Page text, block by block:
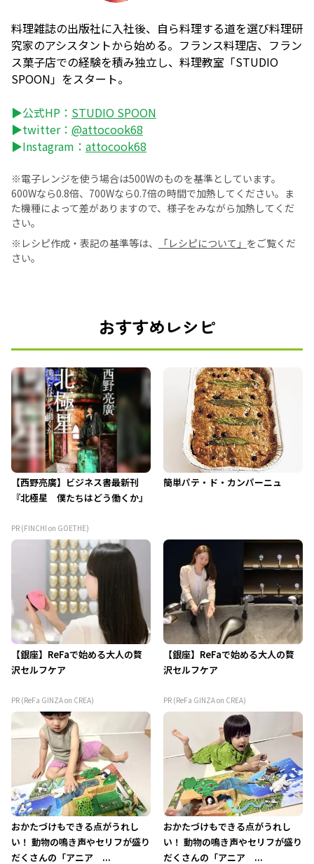
料理雑誌の出版社に入社後、自ら料理する道を選び料理研
究家のアシスタントから始める。フランス料理店、フラン
ス菓子店での経験を積み独立し、料理教室「STUDIO
SPOON」をスタート。
▶公式HP： STUDIO SPOON
▶twitter： @attocook68
▶Instagram： attocook68
※電子レンジを使う場合は500Wのものを基準としています。
600Wなら0.8倍、700Wなら0.7倍の時間で加熱してください。ま
た機種によって差がありますので、様子をみながら加熱してくだ
さい。
※レシピ作成・表記の基準等は、
「レシピについて」 をご覧くだ
さい。
おすすめレシピ
【西野亮廣】ビジネス書最新刊
『北極星 僕たちはどう働くか』
PR (FINCHI on GOETHE)
簡単パテ・ド・カンパーニュ
【銀座】ReFaで始める大人の贅
沢セルフケア
PR (ReFa GINZA on CREA)
【銀座】ReFaで始める大人の贅
沢セルフケア
PR (ReFa GINZA on CREA)
おかたづけもできる点がうれし
い！ 動物の鳴き声やセリフが盛り
だくさんの「アニア ...
おかたづけもできる点がうれし
い！ 動物の鳴き声やセリフが盛り
だくさんの「アニア ...